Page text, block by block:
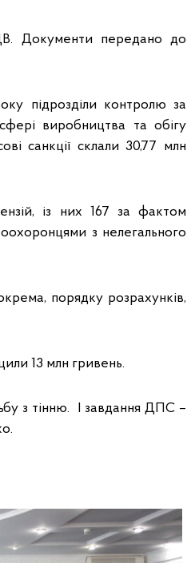
Документи передано до
підрозділи контролю за
виробництва та обігу
санкції склали 30,77 млн
із них 167 за фактом
з нелегального
порядку розрахунків,
13 млн гривень.
з тінню. І завдання ДПС –